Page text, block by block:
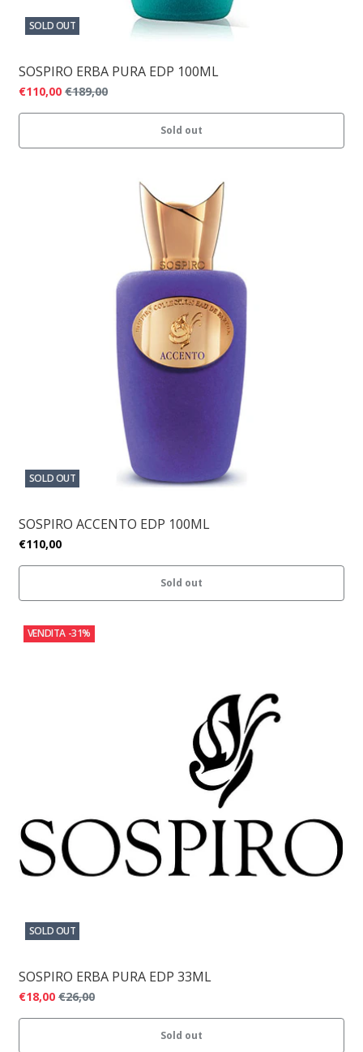
SOLD OUT
SOSPIRO ERBA PURA EDP 100ML
€110,00 €189,00
Sold out
SOLD OUT
SOSPIRO ACCENTO EDP 100ML
€110,00
Sold out
VENDITA -31%
SOLD OUT
SOSPIRO ERBA PURA EDP 33ML
€18,00 €26,00
Sold out